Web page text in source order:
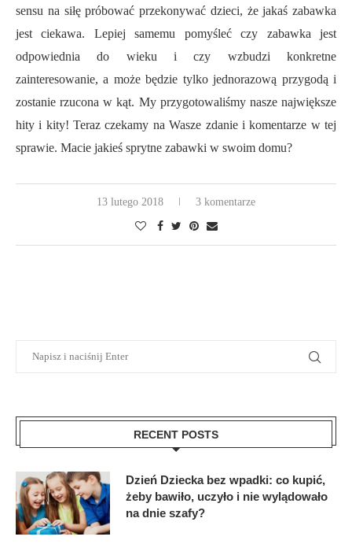
sensu na siłę próbować przekonywać dzieci, że jakaś zabawka
jest ciekawa. Lepiej samemu pomyśleć czy zabawka jest
odpowiednia do wieku i czy wzbudzi konkretne
zainteresowanie, a może będzie tylko jednorazową przygodą i
zostanie rzucona w kąt. My przygotowaliśmy nasze największe
hity i kity! Teraz czekamy na Wasze zdanie i komentarze w tej
sprawie. Macie jakieś sprytne zabawki w swoim domu?
13 lutego 2018 3 komentarze
RECENT POSTS
Dzień Dziecka bez wpadki: co kupić,
żeby bawiło, uczyło i nie wylądowało
na dnie szafy?